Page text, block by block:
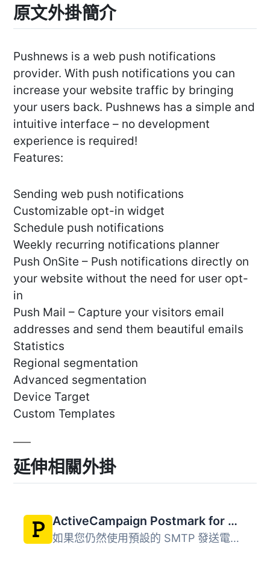
原文外掛簡介
Pushnews is a web push notifications
provider. With push notifications you can
increase your website traffic by bringing
your users back. Pushnews has a simple and
intuitive interface – no development
experience is required!
Features:
Sending web push notifications
Customizable opt-in widget
Schedule push notifications
Weekly recurring notifications planner
Push OnSite – Push notifications directly on
your website without the need for user opt-
in
Push Mail – Capture your visitors email
addresses and send them beautiful emails
Statistics
Regional segmentation
Advanced segmentation
Device Target
Custom Templates
延伸相關外掛
ActiveCampaign Postmark for WordPress
如果您仍然使用預設的 SMTP 發送電子郵件，您將對送達問題視...